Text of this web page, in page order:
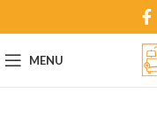
MENU